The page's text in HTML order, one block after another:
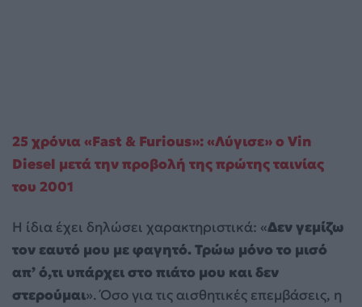
25 χρόνια «Fast & Furious»: «Λύγισε» ο Vin
Diesel μετά την προβολή της πρώτης ταινίας
του 2001
Η ίδια έχει δηλώσει χαρακτηριστικά: «Δεν γεμίζω
τον εαυτό μου με φαγητό. Τρώω μόνο το μισό
απ’ ό,τι υπάρχει στο πιάτο μου και δεν
στερούμαι». Όσο για τις αισθητικές επεμβάσεις, η